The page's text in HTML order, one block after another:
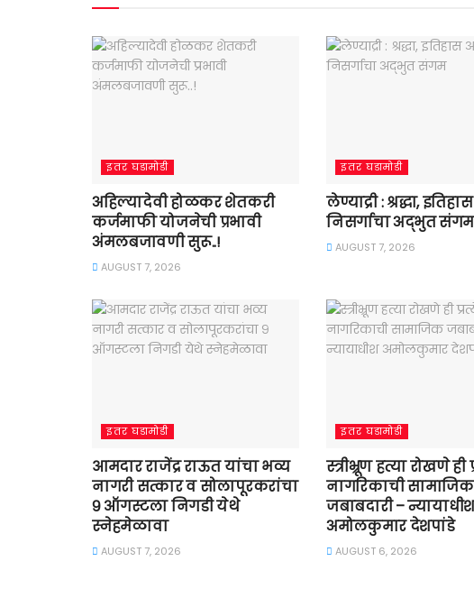
इतर घडामोडी
अहिल्यादेवी होळकर शेतकरी
कर्जमाफी योजनेची प्रभावी
अंमलबजावणी सुरू..!
AUGUST 7, 2026
इतर घडामोडी
लेण्याद्री : श्रद्धा,
निसर्गाचा अद्भुत संगम
AUGUST 7, 2026
इतर घडामोडी
आमदार राजेंद्र राऊत यांचा भव्य
नागरी सत्कार व सोलापूरकरांचा
९ ऑगस्टला निगडी येथे
स्नेहमेळावा
AUGUST 7, 2026
इतर घडामोडी
स्त्रीभ्रूण हत्या रोखणे ही
नागरिकाची सामाजिक
जबाबदारी –
अमोलकुमार देशपांडे
AUGUST 6, 2026